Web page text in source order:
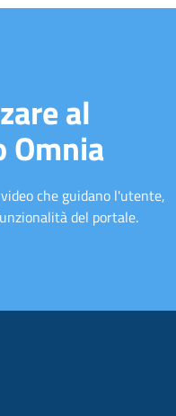
al
Omnia
che guidano l'utente,
del portale.